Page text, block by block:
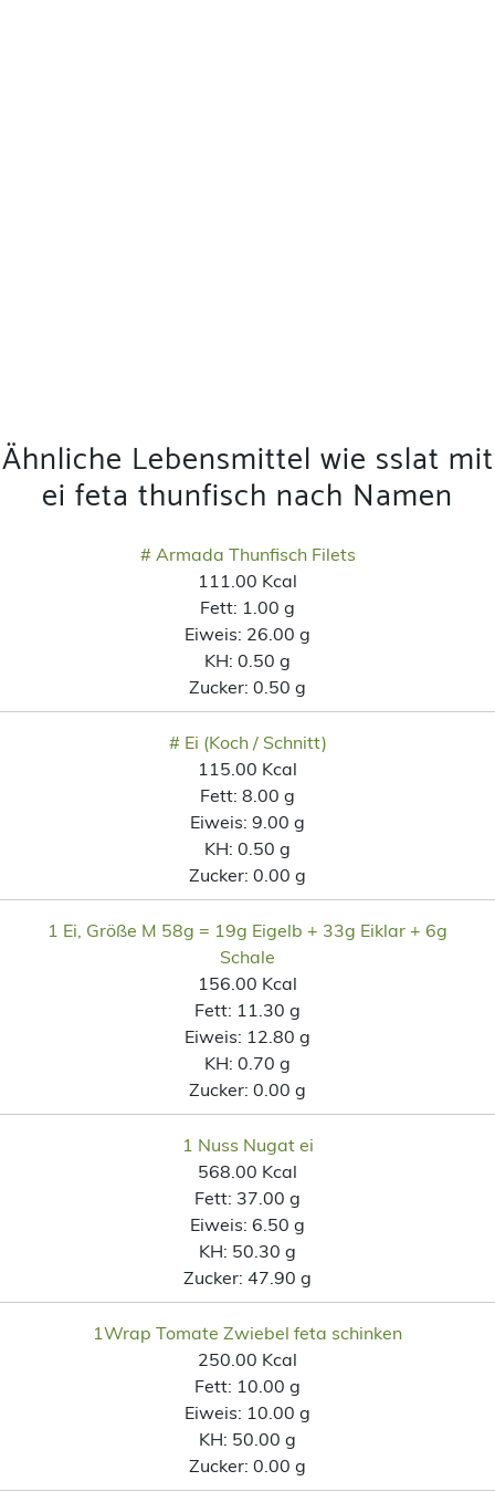
Ähnliche Lebensmittel wie sslat mit
ei feta thunfisch nach Namen
# Armada Thunfisch Filets
111.00 Kcal
Fett: 1.00 g
Eiweis: 26.00 g
KH: 0.50 g
Zucker: 0.50 g
# Ei (Koch / Schnitt)
115.00 Kcal
Fett: 8.00 g
Eiweis: 9.00 g
KH: 0.50 g
Zucker: 0.00 g
1 Ei, Größe M 58g = 19g Eigelb + 33g Eiklar + 6g
Schale
156.00 Kcal
Fett: 11.30 g
Eiweis: 12.80 g
KH: 0.70 g
Zucker: 0.00 g
1 Nuss Nugat ei
568.00 Kcal
Fett: 37.00 g
Eiweis: 6.50 g
KH: 50.30 g
Zucker: 47.90 g
1Wrap Tomate Zwiebel feta schinken
250.00 Kcal
Fett: 10.00 g
Eiweis: 10.00 g
KH: 50.00 g
Zucker: 0.00 g